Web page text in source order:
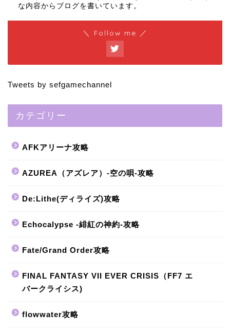
な内容からブログを書いています。
＼ Follow me ／
Tweets by sefgamechannel
カテゴリー
AFKアリーナ攻略
AZUREA（アズレア）-空の唄-攻略
De:Lithe(ディライズ)攻略
Echocalypse -緋紅の神約-攻略
Fate/Grand Order攻略
FINAL FANTASY VII EVER CRISIS（FF7 エ
バークライシス)
flowwater攻略